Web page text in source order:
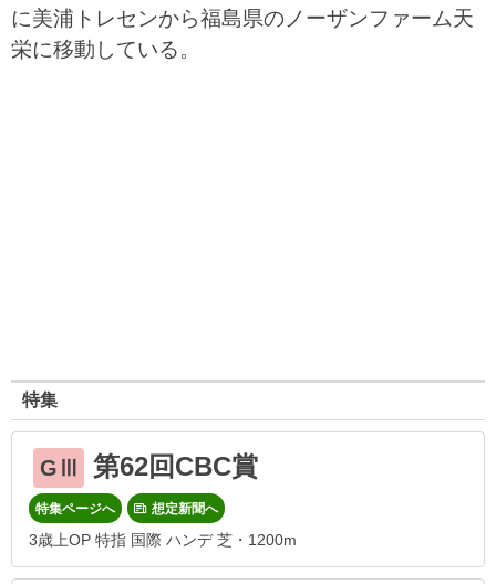
に美浦トレセンから福島県のノーザンファーム天
栄に移動している。
特集
GⅢ 第62回CBC賞
特集ページへ 想定新聞へ
3歳上OP 特指 国際 ハンデ 芝・1200m